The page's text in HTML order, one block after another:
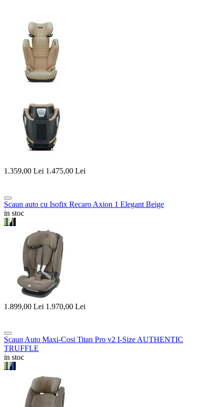
1.359,00 Lei 1.475,00 Lei
Scaun auto cu Isofix Recaro Axion 1 Elegant Beige
in stoc
1.899,00 Lei 1.970,00 Lei
Scaun Auto Maxi-Cosi Titan Pro v2 I-Size AUTHENTIC
TRUFFLE
in stoc